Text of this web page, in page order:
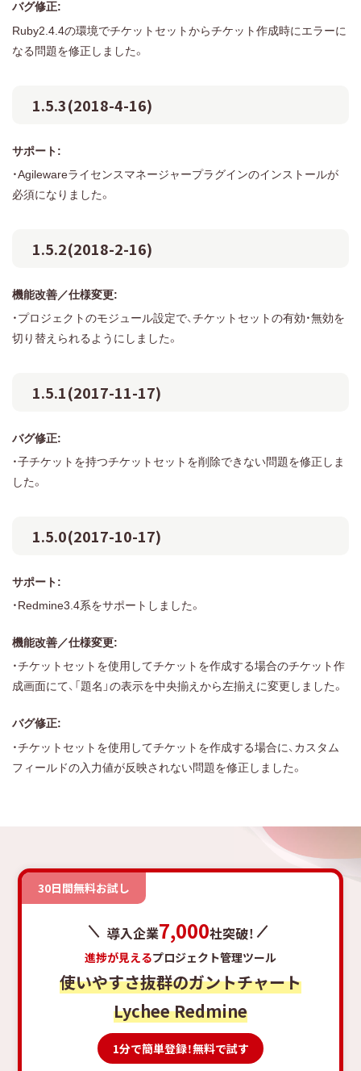
バグ修正:
Ruby2.4.4の環境でチケットセットからチケット作成時にエラーに
なる問題を修正しました。
1.5.3(2018-4-16)
サポート:
・Agilewareライセンスマネージャープラグインのインストールが
必須になりました。
1.5.2(2018-2-16)
機能改善／仕様変更:
・プロジェクトのモジュール設定で、チケットセットの有効・無効を
切り替えられるようにしました。
1.5.1(2017-11-17)
バグ修正:
・子チケットを持つチケットセットを削除できない問題を修正しま
した。
1.5.0(2017-10-17)
サポート:
・Redmine3.4系をサポートしました。
機能改善／仕様変更:
・チケットセットを使用してチケットを作成する場合のチケット作
成画面にて、「題名」の表示を中央揃えから左揃えに変更しました。
バグ修正:
・チケットセットを使用してチケットを作成する場合に、カスタム
フィールドの入力値が反映されない問題を修正しました。
30日間無料お試し
導入企業7,000社突破！
進捗が見えるプロジェクト管理ツール
使いやすさ抜群のガントチャート
Lychee Redmine
1分で簡単登録！無料で試す